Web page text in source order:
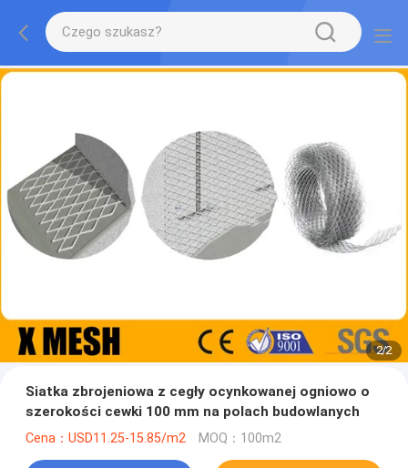
2/2
Siatka zbrojeniowa z cegły ocynkowanej ogniowo o
szerokości cewki 100 mm na polach budowlanych
Cena：USD11.25-15.85/m2 MOQ：100m2